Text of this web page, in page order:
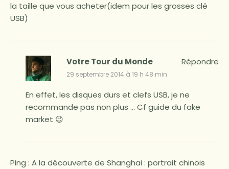
la taille que vous acheter(idem pour les grosses clé
USB)
Votre Tour du Monde
29 septembre 2014 à 19 h 48 min
En effet, les disques durs et clefs USB, je ne
recommande pas non plus … Cf guide du fake
market 😉
Répondre
Ping : A la découverte de Shanghai : portrait chinois